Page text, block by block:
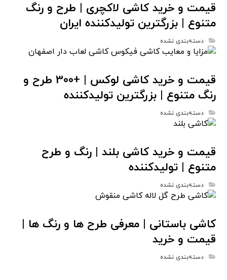
قیمت و خرید کاشی لاکچری | طرح و رنگ
متنوع | بزرگترین تولیدکننده ایران
دسته‌بندی نشده
قیمت و خرید کاشی لوکس | +300 طرح و
رنگ متنوع | بزرگترین تولیدکننده
دسته‌بندی نشده
قیمت و خرید کاشی بلند | رنگ و طرح
متنوع | تولیدکننده
دسته‌بندی نشده
کاشی باستانی | معرفی طرح ها و رنگ ها |
قیمت و خرید
دسته‌بندی نشده